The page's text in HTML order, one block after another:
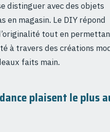
distinguer avec des objets
en magasin. Le DIY répond
tout en
à travers des créations
faits main.
plaisent le plus